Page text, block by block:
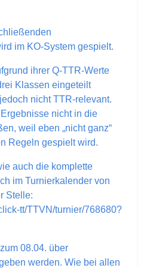
im KO-System gespielt.
ihrer Q-TTR-Werte
Klassen eingeteilt
nicht TTR-relevant.
nicht in die
weil eben „nicht ganz“
Regeln gespielt wird.
auch die komplette
im Turnierkalender von
Stelle:
tt/TTVN/turnier/768680?
08.04. über
werden. Wie bei allen